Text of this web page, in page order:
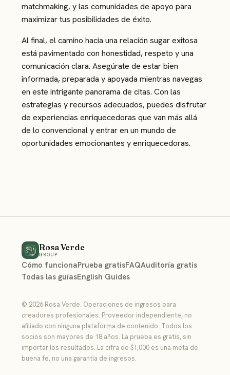
matchmaking, y las comunidades de apoyo para
maximizar tus posibilidades de éxito.
Al final, el camino hacia una relación sugar exitosa
está pavimentado con honestidad, respeto y una
comunicación clara. Asegúrate de estar bien
informada, preparada y apoyada mientras navegas
en este intrigante panorama de citas. Con las
estrategias y recursos adecuados, puedes disfrutar
de experiencias enriquecedoras que van más allá
de lo convencional y entrar en un mundo de
oportunidades emocionantes y enriquecedoras.
Rosa Verde
GROUP
Cómo funcionaPrueba gratisFAQAuditoría gratis
Todas las guíasEnglish Guides
© 2026 Rosa Verde. Operaciones de ingresos para
creadores profesionales. Proveedor independiente, no
afiliado con ninguna plataforma de contenido. Todos los
socios son mayores de 18 años. La prueba es gratis, sin
importar los resultados. La cifra de $1,000 es una meta de
buena fe, no una garantía de ingresos.